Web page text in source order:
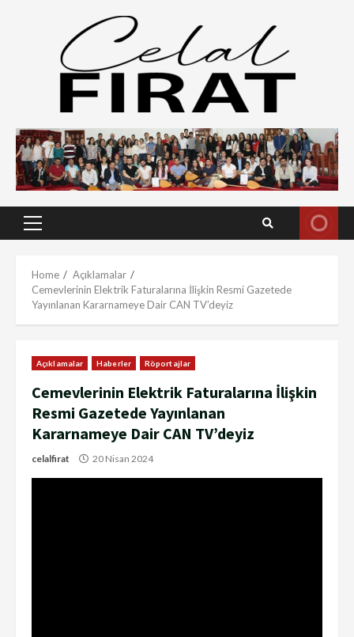
Primary
Home
Açıklamalar
Cemevlerinin Elektrik Faturalarına İlişkin Resmi Gazetede
Yayınlanan Kararnameye Dair CAN TV’deyiz
Açıklamalar Haberler Röportajlar
Cemevlerinin Elektrik Faturalarına İlişkin
Resmi Gazetede Yayınlanan
Kararnameye Dair CAN TV’deyiz
celalfirat 20 Nisan 2024